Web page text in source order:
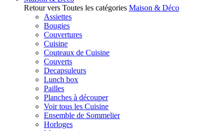
Retour vers Toutes les catégories Maison & Déco
Assiettes
Bougies
Couvertures
Cuisine
Couteaux de Cuisine
Couverts
Decapsuleurs
Lunch box
Pailles
Planches à découper
Voir tous les Cuisine
Ensemble de Sommelier
Horloges